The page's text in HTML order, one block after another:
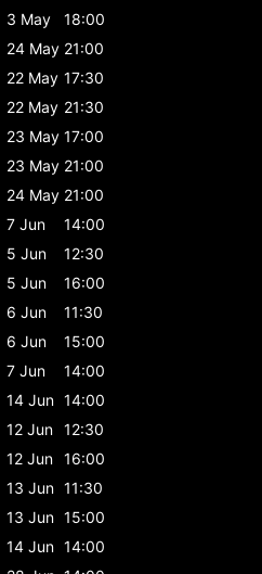
3 May
18:00
24 May 21:00
22 May 17:30
22 May 21:30
23 May 17:00
23 May 21:00
24 May 21:00
7 Jun
14:00
5 Jun
12:30
5 Jun
16:00
6 Jun
11:30
6 Jun
15:00
7 Jun
14:00
14 Jun 14:00
12 Jun 12:30
12 Jun 16:00
13 Jun 11:30
13 Jun 15:00
14 Jun 14:00